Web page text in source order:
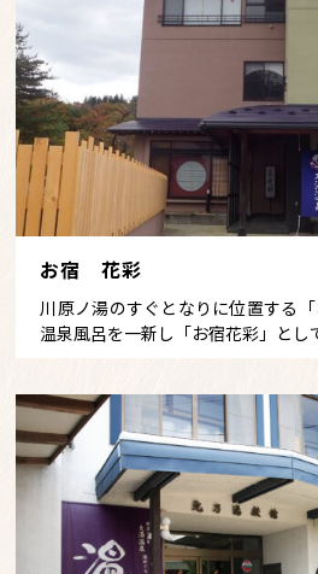
お宿 花彩
川原ノ湯のすぐとなりに位置する「
温泉風呂を一新し「お宿花彩」とし